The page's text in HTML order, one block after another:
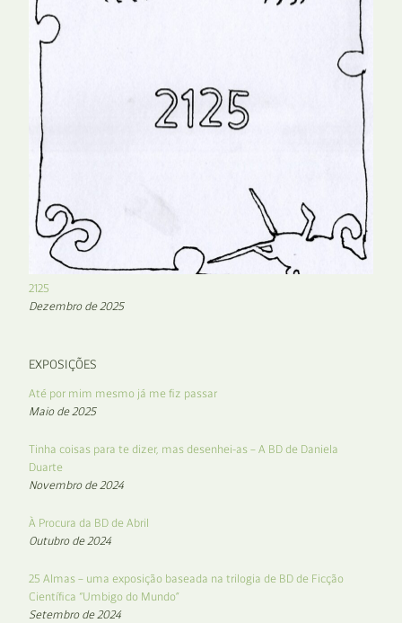
2125
Dezembro de 2025
EXPOSIÇÕES
Até por mim mesmo já me fiz passar
Maio de 2025
Tinha coisas para te dizer, mas desenhei-as – A BD de Daniela
Duarte
Novembro de 2024
À Procura da BD de Abril
Outubro de 2024
25 Almas – uma exposição baseada na trilogia de BD de Ficção
Científica “Umbigo do Mundo”
Setembro de 2024